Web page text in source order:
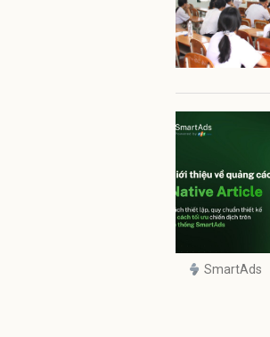
SmartAds